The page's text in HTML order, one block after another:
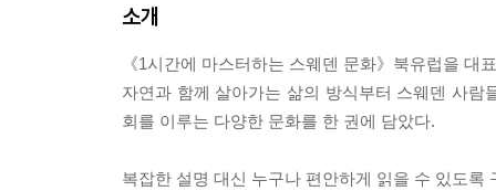
소개
《1시간에 마스터하는 스웨덴 문화》북유럽을
자연과 함께 살아가는 삶의 방식부터 스웨덴 사
회를 이루는 다양한 문화를 한 권에 담았다.
복잡한 설명 대신 누구나 편안하게 읽을 수 있도